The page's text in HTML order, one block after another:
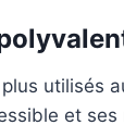
utilisés
et